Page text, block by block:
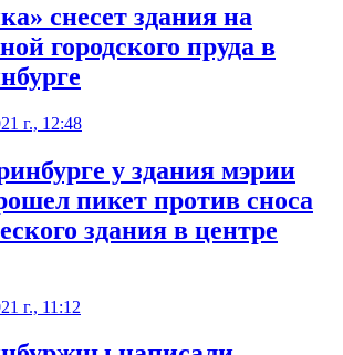
снесет здания на
городского пруда в
г., 12:48
у здания мэрии
пикет против сноса
здания в центре
г., 11:12